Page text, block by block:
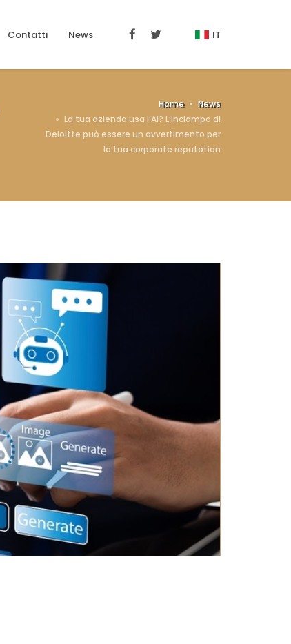
Contatti News IT
Home
News
La tua azienda usa l’AI? L’inciampo di
Deloitte può essere un avvertimento per
la tua corporate reputation